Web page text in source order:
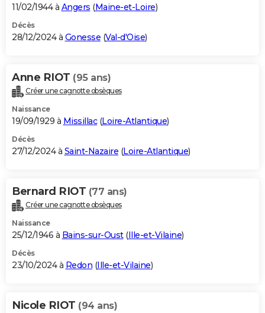
11/02/1944 à Angers (Maine-et-Loire)
Décès
28/12/2024 à Gonesse (Val-d'Oise)
Anne RIOT (95 ans)
Créer une cagnotte obsèques
Naissance
19/09/1929 à Missillac(Loire-Atlantique)
Décès
27/12/2024 à Saint-Nazaire (Loire-Atlantique)
Bernard RIOT (77 ans)
Créer une cagnotte obsèques
Naissance
25/12/1946 à Bains-sur-Oust(Ille-et-Vilaine)
Décès
23/10/2024 à Redon (Ille-et-Vilaine)
Nicole RIOT (94 ans)